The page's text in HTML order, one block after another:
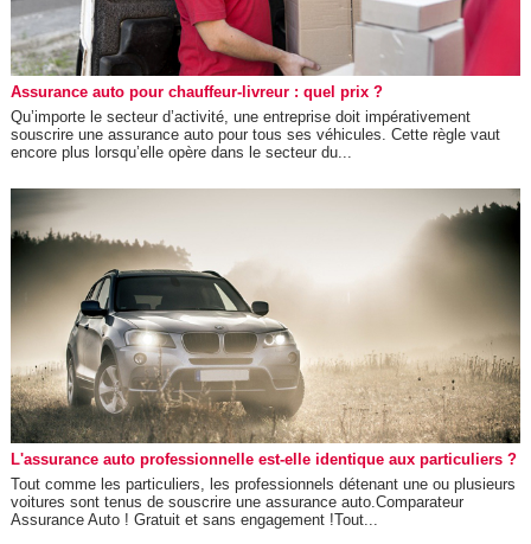
Assurance auto pour chauffeur-livreur : quel prix ?
Qu’importe le secteur d’activité, une entreprise doit impérativement
souscrire une assurance auto pour tous ses véhicules. Cette règle vaut
encore plus lorsqu’elle opère dans le secteur du...
L'assurance auto professionnelle est-elle identique aux particuliers ?
Tout comme les particuliers, les professionnels détenant une ou plusieurs
voitures sont tenus de souscrire une assurance auto.Comparateur
Assurance Auto ! Gratuit et sans engagement !Tout...